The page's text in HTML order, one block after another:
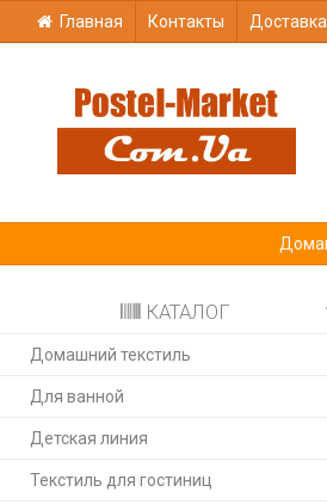
Главная Контакты Доставка
КАТАЛОГ
Домашний текстиль
Для ванной
Детская линия
Текстиль для гостиниц